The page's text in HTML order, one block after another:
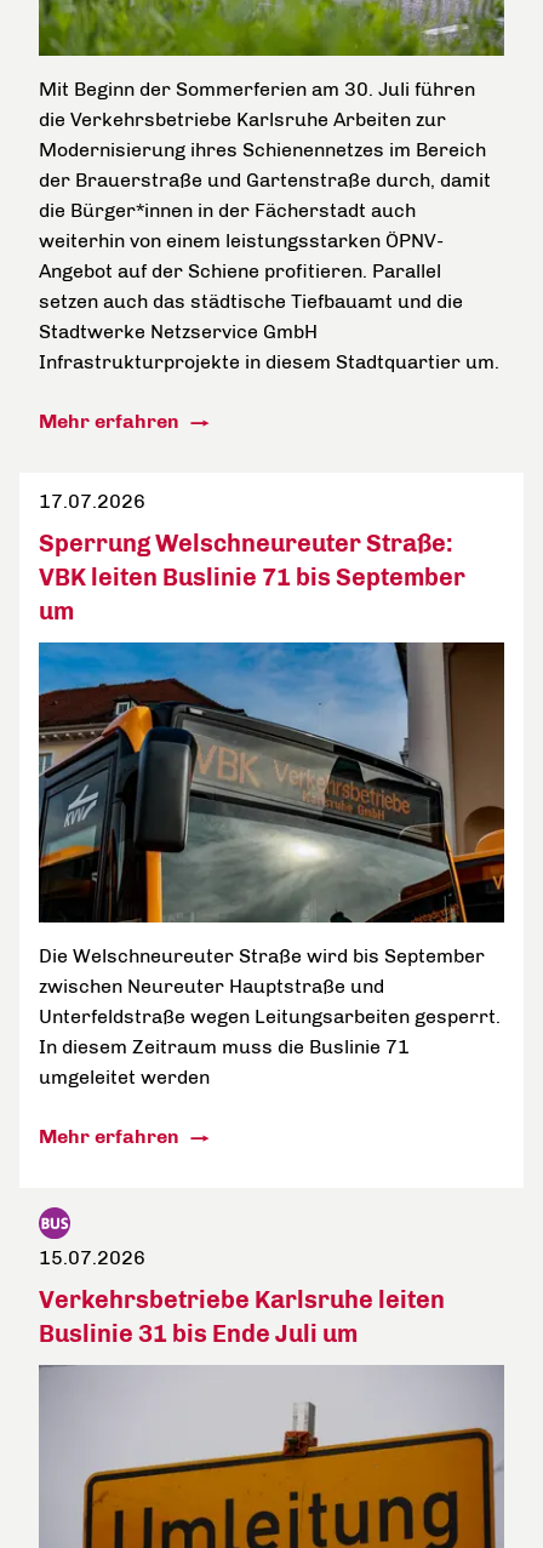
Mit Beginn der Sommerferien am 30. Juli führen
die Verkehrsbetriebe Karlsruhe Arbeiten zur
Modernisierung ihres Schienennetzes im Bereich
der Brauerstraße und Gartenstraße durch, damit
die Bürger*innen in der Fächerstadt auch
weiterhin von einem leistungsstarken ÖPNV-
Angebot auf der Schiene profitieren. Parallel
setzen auch das städtische Tiefbauamt und die
Stadtwerke Netzservice GmbH
Infrastrukturprojekte in diesem Stadtquartier um.
Mehr erfahren
17.07.2026
Sperrung Welschneureuter Straße:
VBK leiten Buslinie 71 bis September
um
Die Welschneureuter Straße wird bis September
zwischen Neureuter Hauptstraße und
Unterfeldstraße wegen Leitungsarbeiten gesperrt.
In diesem Zeitraum muss die Buslinie 71
umgeleitet werden
Mehr erfahren
15.07.2026
Verkehrsbetriebe Karlsruhe leiten
Buslinie 31 bis Ende Juli um